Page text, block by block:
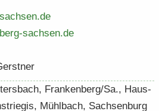
​​sachsen.​de
Fran­ken­berg/Sa., Haus­
Mühl­bach, Sach­sen­burg